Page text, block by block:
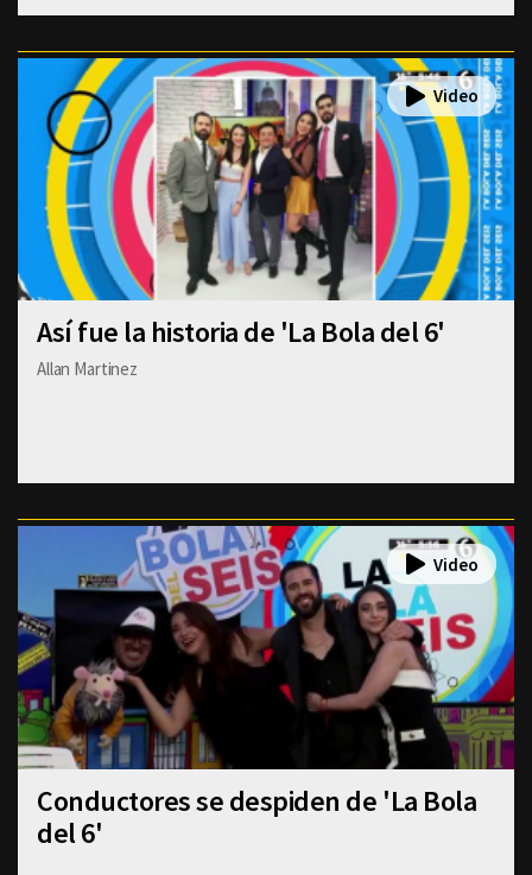
Así fue la historia de 'La Bola del 6'
Allan Martinez
Conductores se despiden de 'La Bola
del 6'